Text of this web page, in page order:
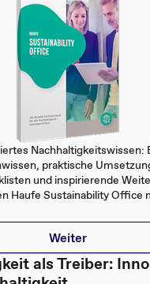
Nachhaltigkeitswissen:
praktische
und inspirierende
Haufe Sustainability Office
Weiter
als Treiber: